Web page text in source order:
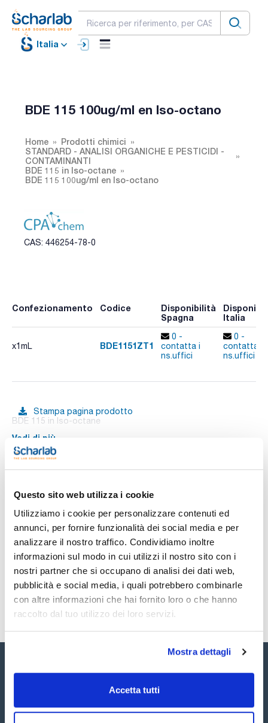
Questo sito web utilizza i cookie
Utilizziamo i cookie per personalizzare contenuti ed
annunci, per fornire funzionalità dei social media e per
analizzare il nostro traffico. Condividiamo inoltre
informazioni sul modo in cui utilizzi il nostro sito con i
nostri partner che si occupano di analisi dei dati web,
pubblicità e social media, i quali potrebbero combinarle
con altre informazioni che hai fornito loro o che hanno
raccolto dal tuo utilizzo dei loro servizi.
Mostra dettagli
Accetta tutti
Italia
BDE 115 100ug/ml en Iso-octano
Home
Prodotti chimici
STANDARD - ANALISI ORGANICHE E PESTICIDI -
CONTAMINANTI
BDE 115 in Iso-octane
BDE 115 100ug/ml en Iso-octano
CAS: 446254-78-0
Confezionamento Codice
Disponibilità
Spagna
Italia
x1mL BDE1151ZT1
0 -
contatta i
ns.uffici
0 -
contatta i
ns.uffici
Stampa pagina prodotto
BDE 115 in Iso-octane
Vedi di più
Documentazione tecnica
TDS / Scheda tecnica
Registrati per i download
Registrati per i download
Sicurezza
Registrati per i download